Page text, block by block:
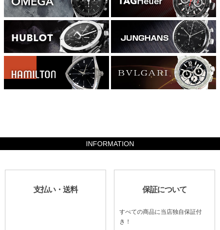
INFORMATION
支払い・送料 保証について
すべての商品に当店独自保証付
き！